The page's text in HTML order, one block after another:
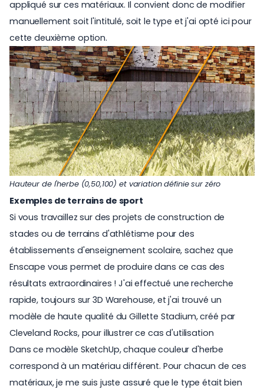
appliqué sur ces matériaux. Il convient donc de modifier
manuellement soit l'intitulé, soit le type et j'ai opté ici pour
cette deuxième option.
Hauteur de l'herbe (0,50,100) et variation définie sur zéro
Exemples de terrains de sport
Si vous travaillez sur des projets de construction de
stades ou de terrains d'athlétisme pour des
établissements d'enseignement scolaire, sachez que
Enscape vous permet de produire dans ce cas des
résultats extraordinaires ! J'ai effectué une recherche
rapide, toujours sur 3D Warehouse, et j'ai trouvé un
modèle de haute qualité duGillette Stadium, créé par
Cleveland Rocks, pour illustrer ce cas d'utilisation
Dans ce modèle SketchUp, chaque couleur d'herbe
correspond à un matériau différent. Pour chacun de ces
matériaux, je me suis juste assuré que le type était bien